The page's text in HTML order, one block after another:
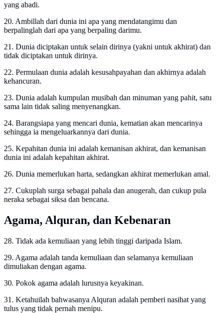
yang abadi.
20. Ambillah dari dunia ini apa yang mendatangimu dan
berpalinglah dari apa yang berpaling darimu.
21. Dunia diciptakan untuk selain dirinya (yakni untuk akhirat) dan
tidak diciptakan untuk dirinya.
22. Permulaan dunia adalah kesusahpayahan dan akhirnya adalah
kehancuran.
23. Dunia adalah kumpulan musibah dan minuman yang pahit, satu
sama lain tidak saling menyenangkan.
24. Barangsiapa yang mencari dunia, kematian akan mencarinya
sehingga ia mengeluarkannya dari dunia.
25. Kepahitan dunia ini adalah kemanisan akhirat, dan kemanisan
dunia ini adalah kepahitan akhirat.
26. Dunia memerlukan harta, sedangkan akhirat memerlukan amal.
27. Cukuplah surga sebagai pahala dan anugerah, dan cukup pula
neraka sebagai siksa dan bencana.
Agama, Alquran, dan Kebenaran
28. Tidak ada kemuliaan yang lebih tinggi daripada Islam.
29. Agama adalah tanda kemuliaan dan selamanya kemuliaan
dimuliakan dengan agama.
30. Pokok agama adalah lurusnya keyakinan.
31. Ketahuilah bahwasanya Alquran adalah pemberi nasihat yang
tulus yang tidak pernah menipu.